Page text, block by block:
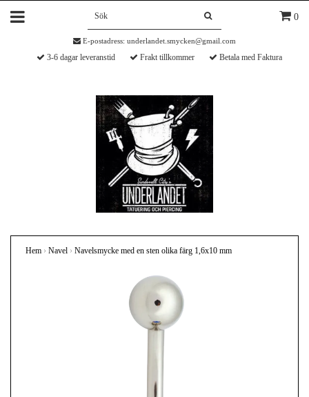
0
E-postadress: underlandet.smycken@gmail.com
3-6 dagar leveranstid Frakt tillkommer Betala med Faktura
Hem › Navel › Navelsmycke med en sten olika färg 1,6x10 mm